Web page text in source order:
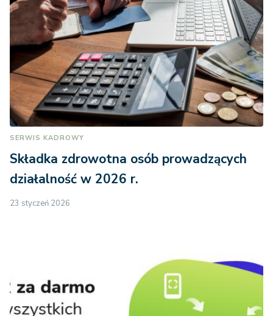
SERWIS KADROWY
Składka zdrowotna osób prowadzących
działalność w 2026 r.
23 styczeń 2026